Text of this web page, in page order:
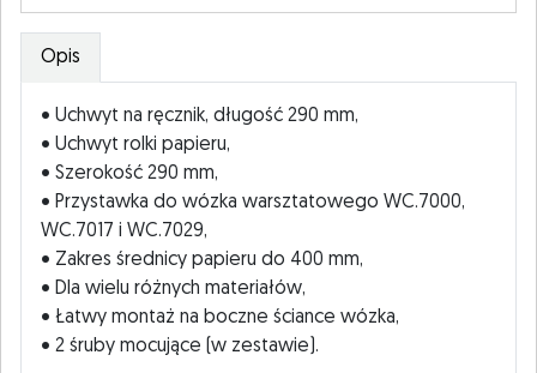
Opis
• Uchwyt na ręcznik, długość 290 mm,
• Uchwyt rolki papieru,
• Szerokość 290 mm,
• Przystawka do wózka warsztatowego WC.7000,
WC.7017 i WC.7029,
• Zakres średnicy papieru do 400 mm,
• Dla wielu różnych materiałów,
• Łatwy montaż na boczne ściance wózka,
• 2 śruby mocujące (w zestawie).